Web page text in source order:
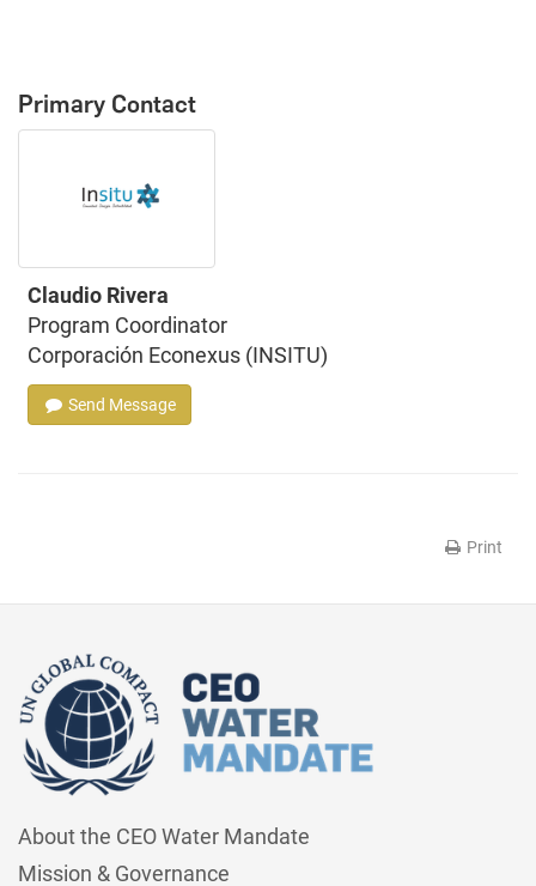
Primary Contact
Claudio Rivera
Program Coordinator
Corporación Econexus (INSITU)
Send Message
Print
About the CEO Water Mandate
Mission & Governance